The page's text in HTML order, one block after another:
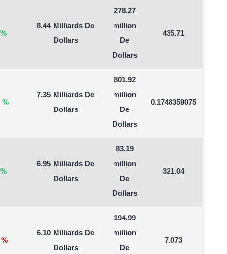
%
8.44 Milliards De
Dollars
278.27
million
De
Dollars
435.71
%
7.35 Milliards De
Dollars
801.92
million
De
Dollars
0.1748359075
%
6.95 Milliards De
Dollars
83.19
million
De
Dollars
321.04
%
6.10 Milliards De
Dollars
194.99
million
De
7.073